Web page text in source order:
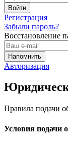
Регистрация
Забыли пароль?
Восстановление
Авторизация
Правила подачи
Условия подачи